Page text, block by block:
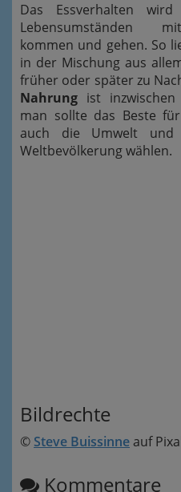
Das Essverhalten
Lebensumständen
kommen und gehen. So
in der Mischung aus
früher oder später zu
Nahrung ist
man sollte das Beste
auch die Umwelt und
Weltbevölkerung wählen.
Bildrechte
© Steve Buissinneauf
Kommentare